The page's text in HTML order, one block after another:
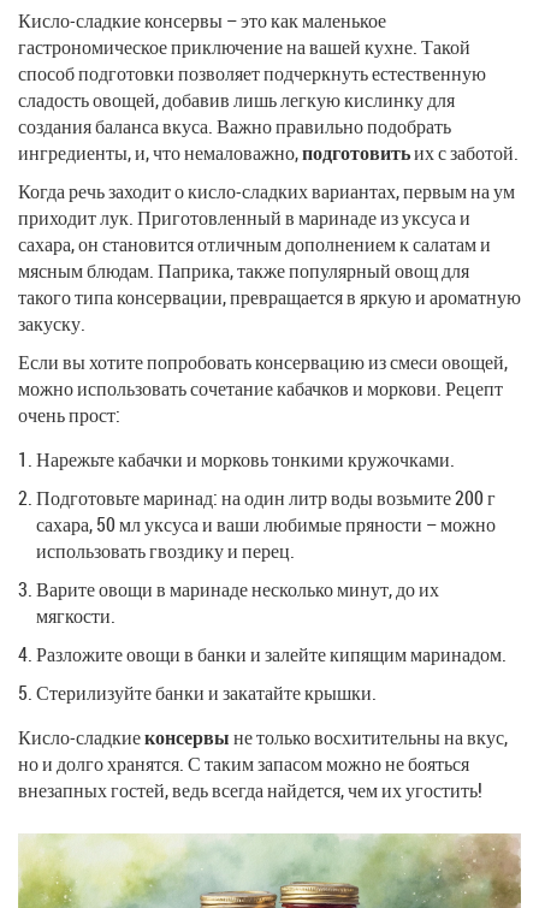
Кисло-сладкие консервы – это как маленькое
гастрономическое приключение на вашей кухне. Такой
способ подготовки позволяет подчеркнуть естественную
сладость овощей, добавив лишь легкую кислинку для
создания баланса вкуса. Важно правильно подобрать
ингредиенты, и, что немаловажно,подготовитьих с заботой.
Когда речь заходит о кисло-сладких вариантах, первым на ум
приходит лук. Приготовленный в маринаде из уксуса и
сахара, он становится отличным дополнением к салатам и
мясным блюдам. Паприка, также популярный овощ для
такого типа консервации, превращается в яркую и ароматную
закуску.
Если вы хотите попробовать консервацию из смеси овощей,
можно использовать сочетание кабачков и моркови. Рецепт
очень прост:
Нарежьте кабачки и морковь тонкими кружочками.
Подготовьте маринад: на один литр воды возьмите 200 г
сахара, 50 мл уксуса и ваши любимые пряности – можно
использовать гвоздику и перец.
Варите овощи в маринаде несколько минут, до их
мягкости.
Разложите овощи в банки и залейте кипящим маринадом.
Стерилизуйте банки и закатайте крышки.
Кисло-сладкиеконсервыне только восхитительны на вкус,
но и долго хранятся. С таким запасом можно не бояться
внезапных гостей, ведь всегда найдется, чем их угостить!